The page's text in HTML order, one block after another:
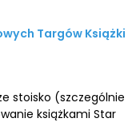
Targów Książki
stoisko (szczególnie
książkami Star